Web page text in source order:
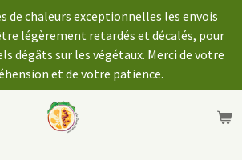
de chaleurs exceptionnelles les envois
légèrement retardés et décalés, pour
dégâts sur les végétaux. Merci de votre
et de votre patience.